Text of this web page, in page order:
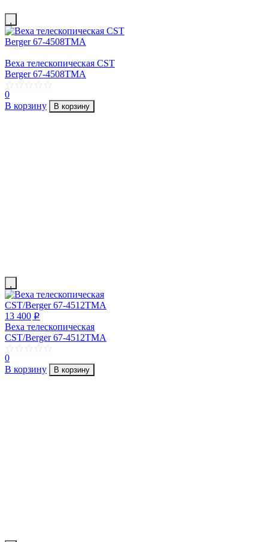
Веха телескопическая CST
Berger 67-4508TMA
0
В корзину
В корзину
13 400 p
Веха телескопическая
CST/Berger 67-4512TMA
0
В корзину
В корзину